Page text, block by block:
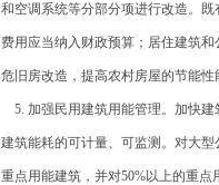
和空调系统等分部分项进行改造。
费用应当纳入财政预算；居住建筑
危旧房改造，提高农村房屋的节能性
5. 加强民用建筑用能管理。加快建
建筑能耗的可计量、可监测。对大
重点用能建筑，并对50%以上的重